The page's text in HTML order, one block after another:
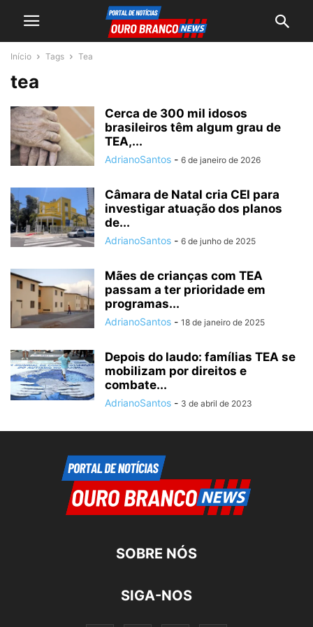
Início Tags Tea
tea
Cerca de 300 mil idosos
brasileiros têm algum grau de
TEA,...
AdrianoSantos - 6 de janeiro de 2026
Câmara de Natal cria CEI para
investigar atuação dos planos
de...
AdrianoSantos - 6 de junho de 2025
Mães de crianças com TEA
passam a ter prioridade em
programas...
AdrianoSantos - 18 de janeiro de 2025
Depois do laudo: famílias TEA se
mobilizam por direitos e
combate...
AdrianoSantos - 3 de abril de 2023
SOBRE NÓS
SIGA-NOS